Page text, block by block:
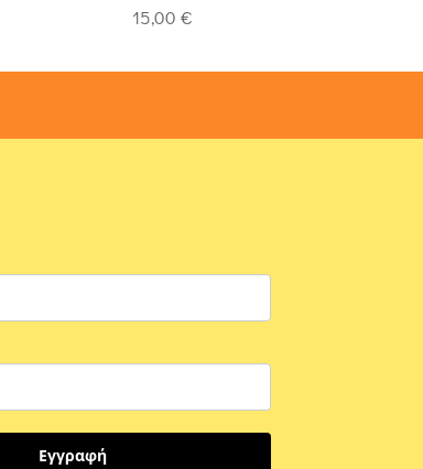
15,00 €
Εγγραφή